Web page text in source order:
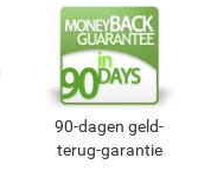
90-dagen geld-
terug-garantie